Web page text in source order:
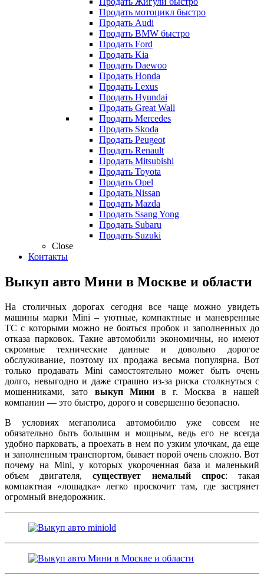
Продать мотоцикл быстро
Продать Audi
Продать BMW быстро
Продать Ford
Продать Kia
Продать Daewoo
Продать Honda
Продать Lexus
Продать Hyundai
Продать Great Wall
Продать Mercedes
Продать Skoda
Продать Peugeot
Продать Renault
Продать Mitsubishi
Продать Toyota
Продать Opel
Продать Nissan
Продать Mazda
Продать Ssang Yong
Продать Subaru
Продать Suzuki
Close
Контакты
Выкуп авто Мини в Москве и области
На столичных дорогах сегодня все чаще можно увидеть
машины марки Mini – уютные, компактные и маневренные
ТС с которыми можно не бояться пробок и заполненных до
отказа парковок. Такие автомобили экономичны, но имеют
скромные технические данные и довольно дорогое
обслуживание, поэтому их продажа весьма популярна. Вот
только продавать Mini самостоятельно может быть очень
долго, невыгодно и даже страшно из-за риска столкнуться с
мошенниками, зато выкуп Мини в г. Москва в нашей
компании — это быстро, дорого и совершенно безопасно.
В условиях мегаполиса автомобилю уже совсем не
обязательно быть большим и мощным, ведь его не всегда
удобно парковать, а проехать в нем по узким улочкам, да еще
и заполненным транспортом, бывает порой очень сложно. Вот
почему на Mini, у которых укороченная база и маленький
объем двигателя,существует немалый спрос: такая
компактная «лошадка» легко проскочит там, где застрянет
огромный внедорожник.